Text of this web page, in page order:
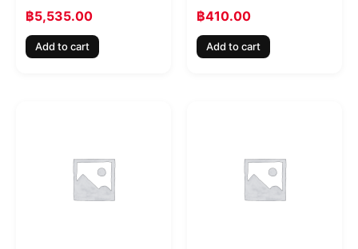
฿5,535.00
Add to cart
฿410.00
Add to cart